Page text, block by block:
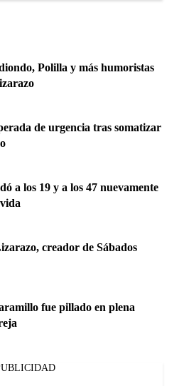
Polilla y más humoristas
de urgencia tras somatizar
a los 19 y a los 47 nuevamente
creador de Sábados
fue pillado en plena